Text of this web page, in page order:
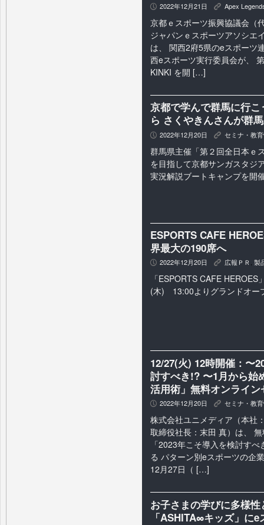
P 2022年12月21日 K Apex
京都ｅスポーツ振興協議会（
ジャパンｅスポーツアソシエ
は、 関西2府5県のeスポーツ
西eスポーツ実行委員会が、
KINKI を開 […]
京都で学んで群馬に行
ら さくやきんさんが群
P 2022年12月20日 K セミナ・教
群馬県主催「第２回全日本ｅ
を目指して京都サンガスタジ
実況解説ブートキャンプを開
ESPORTS CAFE
界最大の190席へ
P 2022年12月20日 K 広報ＰＲ , 製
「ESPORTS CAFE
(木) 13:00よりグランドオー
12/27(火) 12時開催：〜
討すべき!? 〜1月から始
活用術」無料オンライ
P 2022年12月20日 K セミナ・教
株式会社ユニメディア（本社
取締役社長：末田 真）は、
「2023年こそ導入を検討す
る パターン別eスポーツの企
12月27日（ […]
お子さまの学びに多様
「ASHITA∞キッズ」に